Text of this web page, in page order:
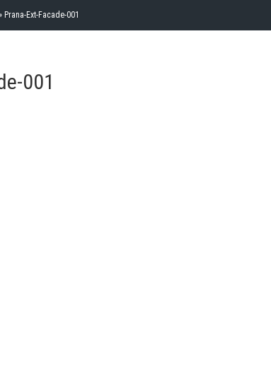
Prana-Ext-Facade-001
001